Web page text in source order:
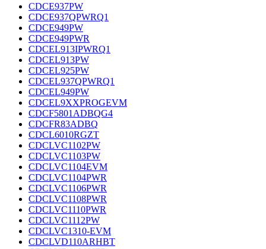
CDCE937PW
CDCE937QPWRQ1
CDCE949PW
CDCE949PWR
CDCEL913IPWRQ1
CDCEL913PW
CDCEL925PW
CDCEL937QPWRQ1
CDCEL949PW
CDCEL9XXPROGEVM
CDCF5801ADBQG4
CDCFR83ADBQ
CDCL6010RGZT
CDCLVC1102PW
CDCLVC1103PW
CDCLVC1104EVM
CDCLVC1104PWR
CDCLVC1106PWR
CDCLVC1108PWR
CDCLVC1110PWR
CDCLVC1112PW
CDCLVC1310-EVM
CDCLVD110ARHBT